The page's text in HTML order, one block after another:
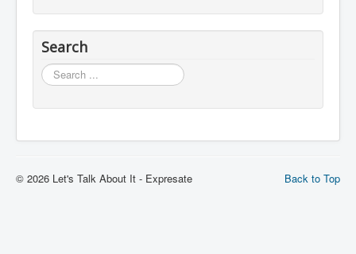
Search
Search
Back to Top
© 2026 Let's Talk About It - Expresate